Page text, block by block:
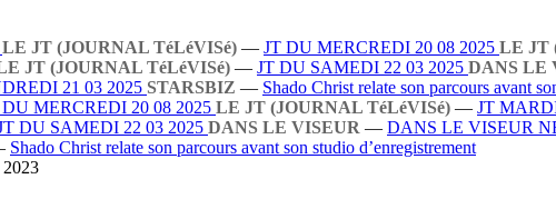
LE JT (JOURNAL TéLéVISé) — JT DU MERCREDI 20 08 2025 LE JT
JT (JOURNAL TéLéVISé) — JT DU SAMEDI 22 03 2025 DANS LE
21 03 2025 STARSBIZ — Shado Christ relate son parcours avant
DU MERCREDI 20 08 2025 LE JT (JOURNAL TéLéVISé) — JT
DU SAMEDI 22 03 2025 DANS LE VISEUR — DANS LE VISEUR
Shado Christ relate son parcours avant son studio d’enregistrement